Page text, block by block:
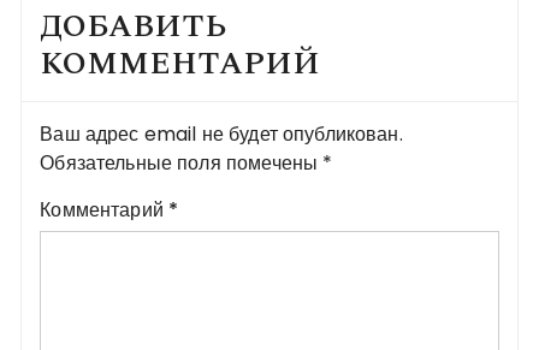
ДОБАВИТЬ
КОММЕНТАРИЙ
Ваш адрес email не будет опубликован.
Обязательные поля помечены *
Комментарий *